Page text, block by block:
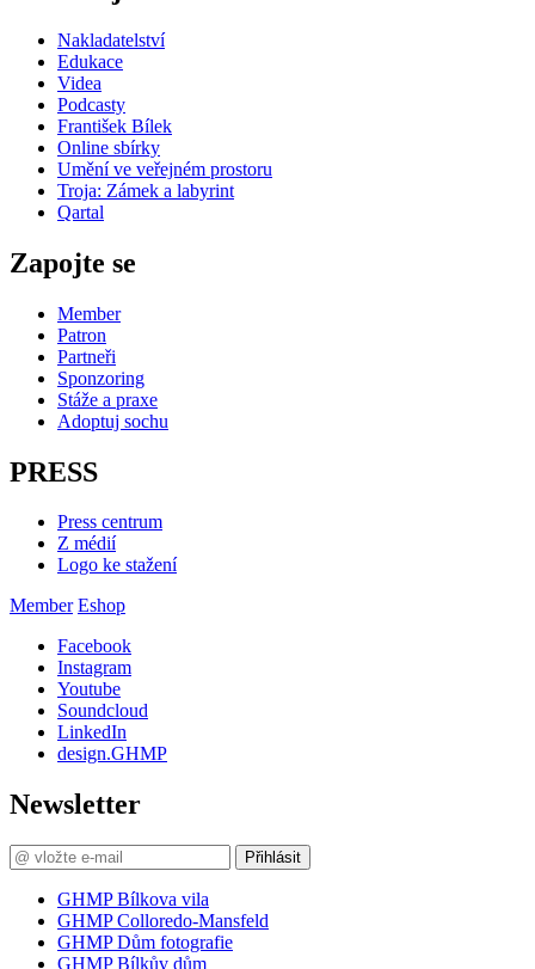
Nakladatelství
Edukace
Videa
Podcasty
František Bílek
Online sbírky
Umění ve veřejném prostoru
Troja: Zámek a labyrint
Qartal
Zapojte se
Member
Patron
Partneři
Sponzoring
Stáže a praxe
Adoptuj sochu
PRESS
Press centrum
Z médií
Logo ke stažení
Member Eshop
Facebook
Instagram
Youtube
Soundcloud
LinkedIn
design.GHMP
Newsletter
Přihlásit
GHMP Bílkova vila
GHMP Colloredo-Mansfeld
GHMP Dům fotografie
GHMP Bílkův dům